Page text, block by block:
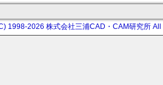
1998-2026 株式会社三浦CAD・CAM研究所